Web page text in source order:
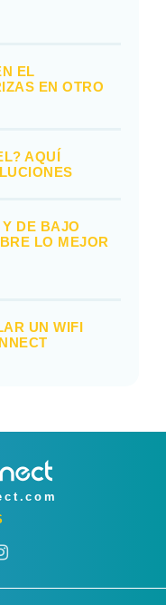
EL
EN OTRO
AQUÍ
DE BAJO
LO MEJOR
UN WIFI